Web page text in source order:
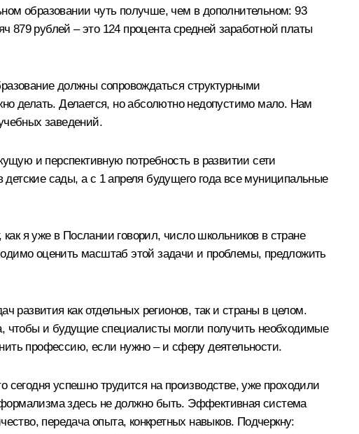
образовании чуть получше, чем в дополнительном: 93
рублей – это 124 процента средней заработной платы
должны сопровождаться структурными
делать. Делается, но абсолютно недопустимо мало. Нам
заведений.
и перспективную потребность в развитии сети
сады, а с 1 апреля будущего года все муниципальные
я уже в Послании говорил, число школьников в стране
оценить масштаб этой задачи и проблемы, предложить
развития как отдельных регионов, так и страны в целом.
чтобы и будущие специалисты могли получить необходимые
профессию, если нужно – и сферу деятельности.
сегодня успешно трудится на производстве, уже проходили
здесь не должно быть. Эффективная система
передача опыта, конкретных навыков. Подчеркну: